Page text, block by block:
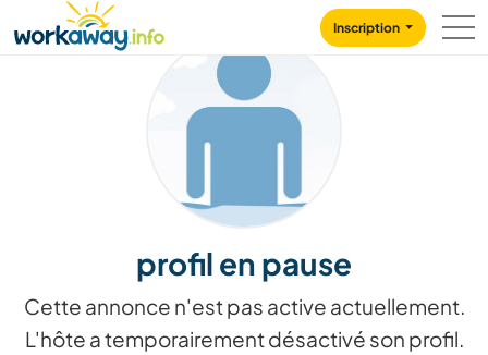
CONTENT
MAIN NAVIGATION
Inscription
profil en pause
Cette annonce n'est pas active actuellement.
L'hôte a temporairement désactivé son profil.